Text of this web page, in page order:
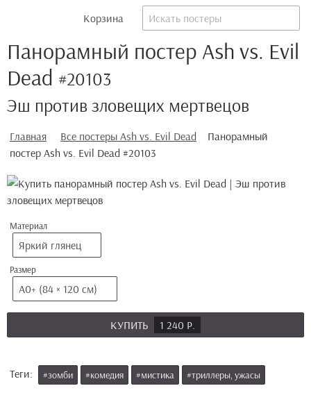
Корзина
Панорамный постер Ash vs. Evil
Dead #20103
Эш против зловещих мертвецов
Главная Все постеры Ash vs. Evil Dead
Панорамный
постер Ash vs. Evil Dead #20103
Материал
Яркий глянец
Размер
А0+ (84 × 120 см)
КУПИТЬ 1 240 Р.
Теги: #зомби #комедия #мистика #триллеры, ужасы